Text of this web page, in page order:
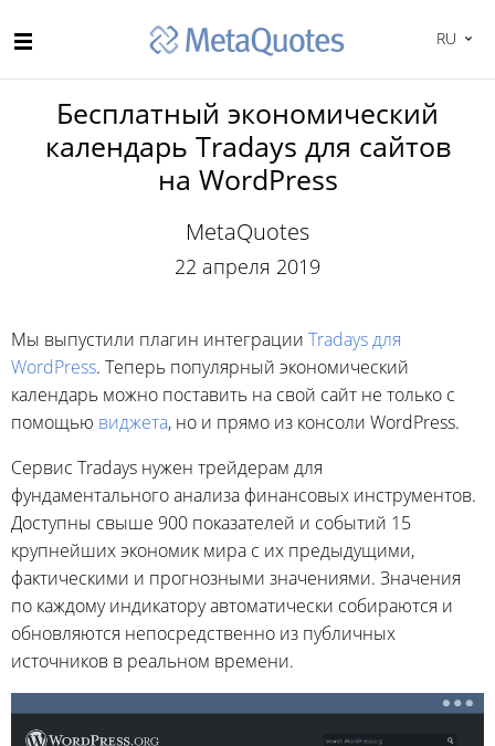
RU
Бесплатный экономический
календарь Tradays для сайтов
на WordPress
MetaQuotes
22 апреля 2019
Мы выпустили плагин интеграции Tradays для
WordPress. Теперь популярный экономический
календарь можно поставить на свой сайт не только с
помощью виджета, но и прямо из консоли WordPress.
Сервис Tradays нужен трейдерам для
фундаментального анализа финансовых инструментов.
Доступны свыше 900 показателей и событий 15
крупнейших экономик мира с их предыдущими,
фактическими и прогнозными значениями. Значения
по каждому индикатору автоматически собираются и
обновляются непосредственно из публичных
источников в реальном времени.